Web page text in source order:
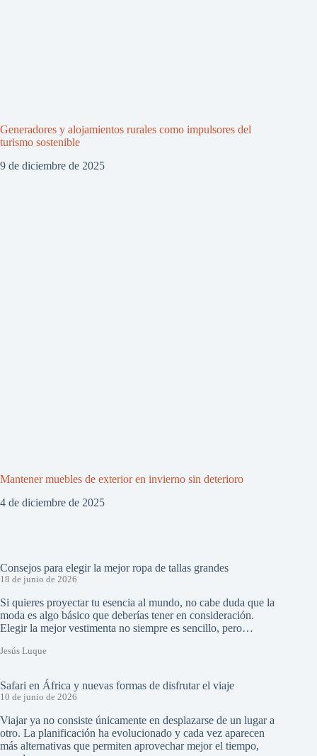
Generadores y alojamientos rurales como impulsores del
turismo sostenible
9 de diciembre de 2025
Mantener muebles de exterior en invierno sin deterioro
4 de diciembre de 2025
Consejos para elegir la mejor ropa de tallas grandes
18 de junio de 2026
Si quieres proyectar tu esencia al mundo, no cabe duda que la
moda es algo básico que deberías tener en consideración.
Elegir la mejor vestimenta no siempre es sencillo, pero…
Jesús Luque
Safari en África y nuevas formas de disfrutar el viaje
10 de junio de 2026
Viajar ya no consiste únicamente en desplazarse de un lugar a
otro. La planificación ha evolucionado y cada vez aparecen
más alternativas que permiten aprovechar mejor el tiempo,